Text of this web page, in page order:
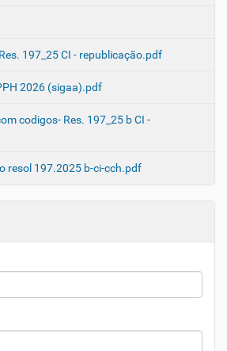
197_25 CI - republicação.pdf
2026 (sigaa).pdf
codigos- Res. 197_25 b CI -
resol 197.2025 b-ci-cch.pdf